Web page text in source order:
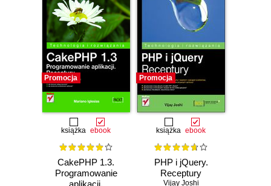
Promocja
książka ebook
CakePHP 1.3.
Programowanie
Promocja
książka ebook
PHP i jQuery.
Receptury
Vijay Joshi